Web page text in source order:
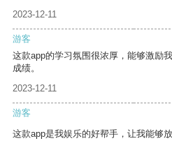
2023-12-11
游客
这款app的学习氛围很浓厚，能够激励
成绩。
2023-12-11
游客
这款app是我娱乐的好帮手，让我能够